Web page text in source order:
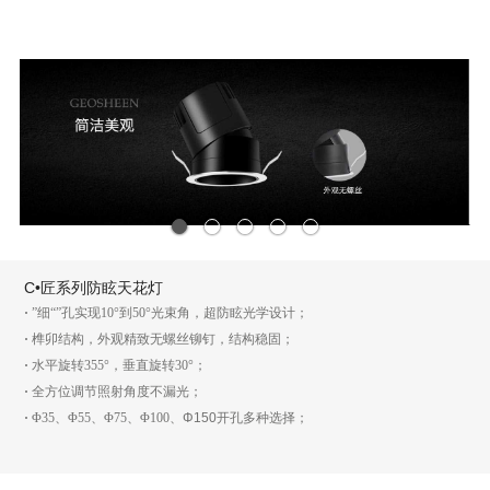
C•匠系列防眩天花灯
·”细“”孔实现10°到50°光束角，超防眩光学设计；
·榫卯结构，外观精致无螺丝铆钉，结构稳固；
·水平旋转355°，垂直旋转30°；
·全方位调节照射角度不漏光；
·Φ35、Φ55、Φ75、Φ100、Φ150开孔多种选择；